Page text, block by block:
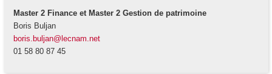
Master 2 Finance et Master 2 Gestion de patrimoine
Boris Buljan
boris.buljan@lecnam.net
01 58 80 87 45